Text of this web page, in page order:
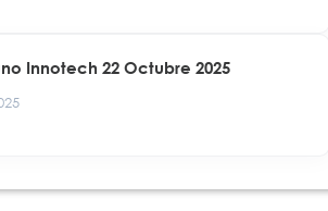
Innotech 22 Octubre 2025